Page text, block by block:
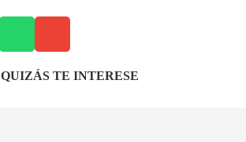
QUIZÁS TE INTERESE